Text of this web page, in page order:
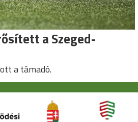
a Szeged-
a támadó.